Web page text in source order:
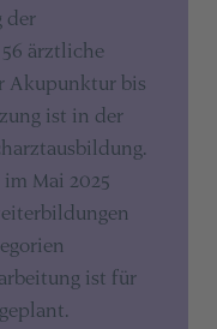
der
ärztliche
Akupunktur bis
ist in der
im Mai 2025
ist für